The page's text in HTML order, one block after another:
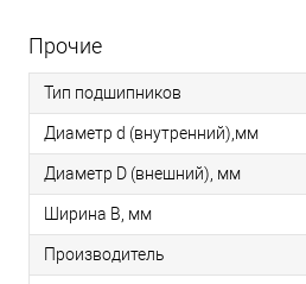
Прочие
Тип подшипников
Диаметр d (внутренний),мм
Диаметр D (внешний), мм
Ширина B, мм
Производитель